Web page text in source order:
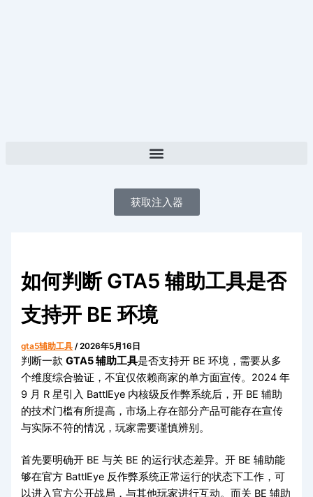
获取注入器
如何判断 GTA5 辅助工具是否
支持开 BE 环境
gta5辅助工具 /2026年5月16日
判断一款GTA5 辅助工具是否支持开 BE 环境，需要从多
个维度综合验证，不宜仅依赖商家的单方面宣传。2024 年
9 月 R 星引入 BattlEye 内核级反作弊系统后，开 BE 辅助
的技术门槛有所提高，市场上存在部分产品可能存在宣传
与实际不符的情况，玩家需要谨慎辨别。
首先要明确开 BE 与关 BE 的运行状态差异。开 BE 辅助能
够在官方 BattlEye 反作弊系统正常运行的状态下工作，可
以进入官方公开战局，与其他玩家进行互动。而关 BE 辅助